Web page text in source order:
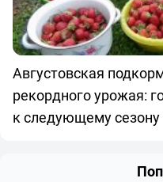
Августовская
рекордного урожая:
к следующему сезону